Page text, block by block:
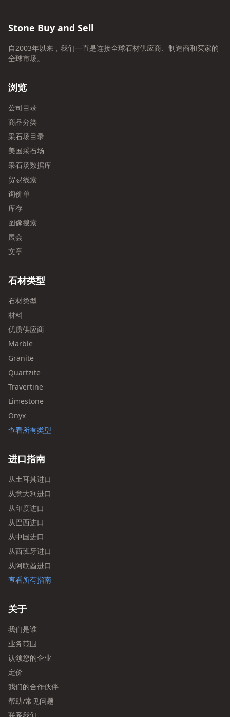
Stone Buy and Sell
自2003年以来，我们一直是连接全球石材供应商、制造商和买家的
全球市场。
浏览
公司目录
商品分类
采石场目录
美国采石场
采石场数据库
贸易线索
询价单
库存
图像搜索
展会
文章
石材类型
石材类型
材料
优质供应商
Marble
Granite
Quartzite
Travertine
Limestone
Onyx
查看所有类型
进口指南
从土耳其进口
从意大利进口
从印度进口
从巴西进口
从中国进口
从西班牙进口
从阿联酋进口
查看所有指南
关于
我们是谁
业务范围
认领您的企业
定价
我们的合作伙伴
帮助/常见问题